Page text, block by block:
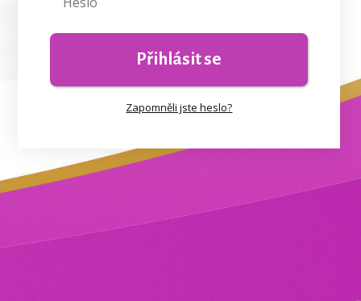
Přihlásit se
Zapomněli jste heslo?